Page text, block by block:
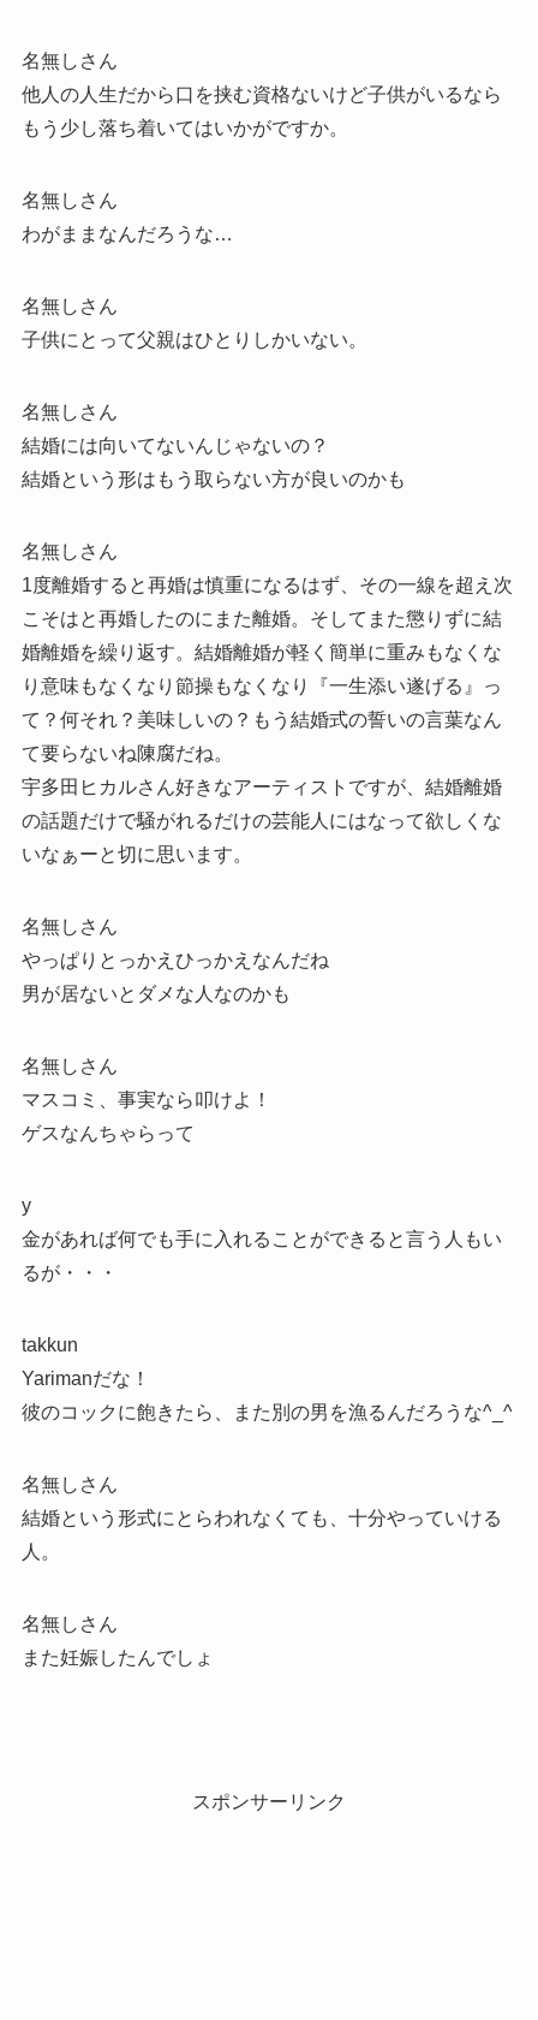
名無しさん
他人の人生だから口を挟む資格ないけど子供がいるなら
もう少し落ち着いてはいかがですか。
名無しさん
わがままなんだろうな…
名無しさん
子供にとって父親はひとりしかいない。
名無しさん
結婚には向いてないんじゃないの？
結婚という形はもう取らない方が良いのかも
名無しさん
1度離婚すると再婚は慎重になるはず、その一線を超え次
こそはと再婚したのにまた離婚。そしてまた懲りずに結
婚離婚を繰り返す。結婚離婚が軽く簡単に重みもなくな
り意味もなくなり節操もなくなり『一生添い遂げる』っ
て？何それ？美味しいの？もう結婚式の誓いの言葉なん
て要らないね陳腐だね。
宇多田ヒカルさん好きなアーティストですが、結婚離婚
の話題だけで騒がれるだけの芸能人にはなって欲しくな
いなぁーと切に思います。
名無しさん
やっぱりとっかえひっかえなんだね
男が居ないとダメな人なのかも
名無しさん
マスコミ、事実なら叩けよ！
ゲスなんちゃらって
y
金があれば何でも手に入れることができると言う人もい
るが・・・
takkun
Yarimanだな！
彼のコックに飽きたら、また別の男を漁るんだろうな^_^
名無しさん
結婚という形式にとらわれなくても、十分やっていける
人。
名無しさん
また妊娠したんでしょ
スポンサーリンク